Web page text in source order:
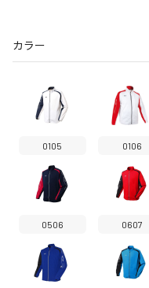
カラー
0105 0106
0506 0607